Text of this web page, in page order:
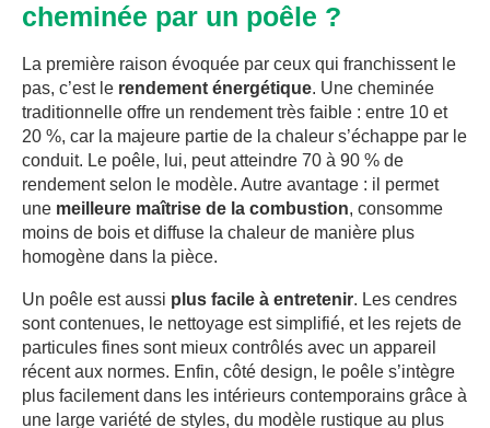
cheminée par un poêle ?
La première raison évoquée par ceux qui franchissent le
pas, c’est le rendement énergétique. Une cheminée
traditionnelle offre un rendement très faible : entre 10 et
20 %, car la majeure partie de la chaleur s’échappe par le
conduit. Le poêle, lui, peut atteindre 70 à 90 % de
rendement selon le modèle. Autre avantage : il permet
une meilleure maîtrise de la combustion, consomme
moins de bois et diffuse la chaleur de manière plus
homogène dans la pièce.
Un poêle est aussi plus facile à entretenir. Les cendres
sont contenues, le nettoyage est simplifié, et les rejets de
particules fines sont mieux contrôlés avec un appareil
récent aux normes. Enfin, côté design, le poêle s’intègre
plus facilement dans les intérieurs contemporains grâce à
une large variété de styles, du modèle rustique au plus